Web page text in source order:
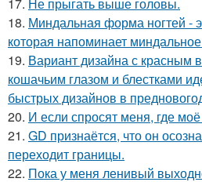
17. Не прыгать выше головы.
18. Миндальная форма ногтей -
которая напоминает
19. Вариант дизайна с красным
кошачьим глазом и блестками
быстрых дизайнов в
20. И если спросят меня, где моё
21. GD признаётся, что он
переходит границы.
22. Пока у меня ленивый